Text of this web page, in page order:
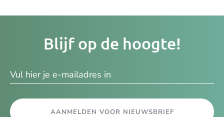
Blijf op de hoogte!
AANMELDEN VOOR NIEUWSBRIEF